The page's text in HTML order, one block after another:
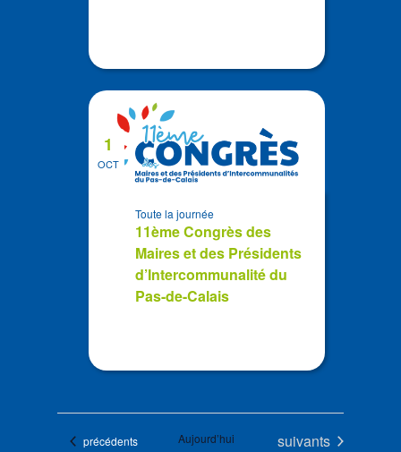
OCT
1
11ème Congrès des
Maires et des Présidents
d’Intercommunalité du
Pas-de-Calais
Toute la journée
Évènements
précédents Aujourd’hui Évènements
suivants